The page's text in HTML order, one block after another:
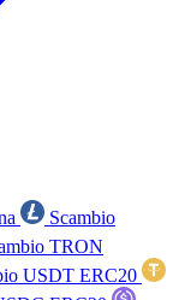
Scambio
TRON
USDT ERC20